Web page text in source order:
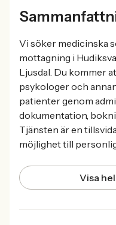
Vi söker medicinska
mottagning i
Ljusdal. Du kommer
psykologer och
patienter genom
dokumentation,
Tjänsten är en
möjlighet till
Visa